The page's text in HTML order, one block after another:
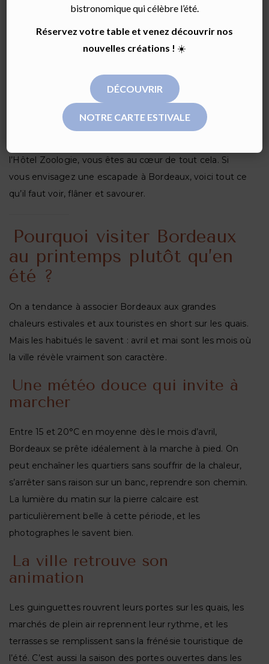
premiers beaux jours arrivent. Les façades blondes
captent la lumière différemment, les terrasses sortent
retrouvent cette douceur verdoyante qu’on avait
oubliée depuis l’automne.
Le printemps est sans doute la saison où la ville est la
l’Hôtel Zoologie, vous êtes au cœur de tout cela. Si
vous envisagez une escapade à Bordeaux, voici tout ce
qu’il faut voir, flâner et savourer.
Pourquoi visiter Bordeaux
au printemps plutôt qu’en
été ?
On a tendance à associer Bordeaux aux grandes
chaleurs estivales et aux touristes en short sur les quais.
Mais les habitués le savent : avril et mai sont les mois où
la ville révèle vraiment son caractère.
Une météo douce qui invite à
marcher
Entre 15 et 20°C en moyenne dès le mois d’avril,
Bordeaux se prête idéalement à la marche à pied. On
peut enchaîner les quartiers sans souffrir de la chaleur,
s’arrêter sans raison sur un banc, reprendre son chemin.
La lumière du matin sur la pierre calcaire est
particulièrement belle à cette période, et les
photographes le savent bien.
La ville retrouve son
animation
Les guinguettes rouvrent leurs portes sur les quais, les
marchés de plein air reprennent leur rythme, et les
terrasses se remplissent sans la frénésie touristique de
l’été. C’est aussi la saison des portes ouvertes dans les
bistronomique qui célèbre l’été.
Réservez votre table et venez découvrir nos
nouvelles créations ! ☀️
DÉCOUVRIR
NOTRE CARTE ESTIVALE